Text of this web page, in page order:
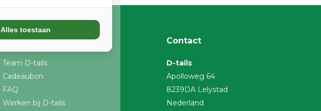
Informatie
Team D-tails
Cadeaubon
FAQ
Werken bij D-tails
Contact
D-tails
Apolloweg 64
8239DA Lelystad
Nederland
Alles toestaan